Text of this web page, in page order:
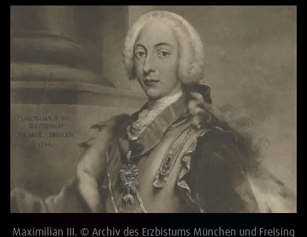
Maximilian III. © Archiv des Erzbistums München und Freising